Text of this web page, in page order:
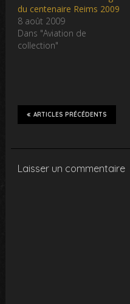
du centenaire Reims 2009
8 août 2009
Dans "Aviation de
collection"
ARTICLES PRÉCÉDENTS
Laisser un commentaire